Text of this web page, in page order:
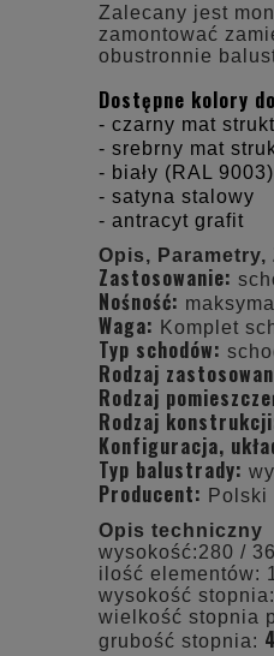
Zalecany jest
zamontować
obustronnie
Dostępne kolory
- czarny mat
- srebrny mat
- biały (RAL 9003)
- satyna stalowy
- antracyt grafit
Opis,
Zastosowanie:
Nośność:
Waga: Komplet
Typ schodów:
Rodzaj
Rodzaj
Rodzaj
Konfiguracja,
Typ balustrady:
Producent: Polski
Opis techniczny
wysokość:280 /
ilość elementów:
wysokość
wielkość stopnia
grubość stopnia: